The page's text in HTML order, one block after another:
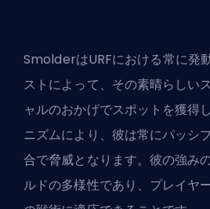
SmolderはURFにおける常に発
ストによって、その素晴らしい
ャルのおかげでスポットを獲得
ニズムにより、彼は常にパッシ
合で脅威となります。彼の強み
ルドの多様性であり、プレイヤ